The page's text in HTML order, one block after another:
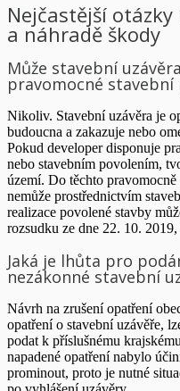
Nejčastější
a náhradě škody
Může stavební
pravomocné stavební
Nikoliv. Stavební uzávěra je
budoucna a zakazuje nebo
Pokud developer disponuje
nebo stavebním povolením,
území. Do těchto
nemůže prostřednictvím
realizace povolené stavby
rozsudku ze dne 22. 10.
Jaká je lhůta pro
nezákonné stavební
Návrh na zrušení opatření
opatření o stavební uzávěře,
podat k příslušnému
napadené opatření nabylo
prominout, proto je nutné